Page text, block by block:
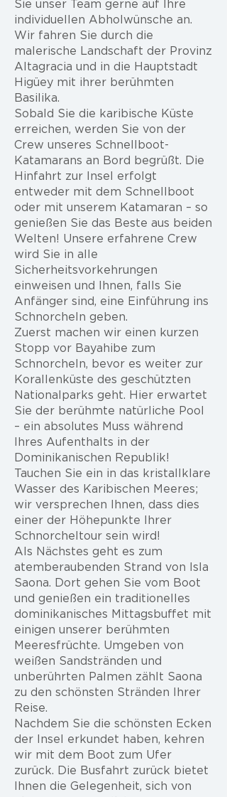
Sie unser Team gerne auf Ihre
individuellen Abholwünsche an.
Wir fahren Sie durch die
malerische Landschaft der Provinz
Altagracia und in die Hauptstadt
Higüey mit ihrer berühmten
Basilika.
Sobald Sie die karibische Küste
erreichen, werden Sie von der
Crew unseres Schnellboot-
Katamarans an Bord begrüßt. Die
Hinfahrt zur Insel erfolgt
entweder mit dem Schnellboot
oder mit unserem Katamaran – so
genießen Sie das Beste aus beiden
Welten! Unsere erfahrene Crew
wird Sie in alle
Sicherheitsvorkehrungen
einweisen und Ihnen, falls Sie
Anfänger sind, eine Einführung ins
Schnorcheln geben.
Zuerst machen wir einen kurzen
Stopp vor Bayahibe zum
Schnorcheln, bevor es weiter zur
Korallenküste des geschützten
Nationalparks geht. Hier erwartet
Sie der berühmte natürliche Pool
– ein absolutes Muss während
Ihres Aufenthalts in der
Dominikanischen Republik!
Tauchen Sie ein in das kristallklare
Wasser des Karibischen Meeres;
wir versprechen Ihnen, dass dies
einer der Höhepunkte Ihrer
Schnorcheltour sein wird!
Als Nächstes geht es zum
atemberaubenden Strand von Isla
Saona. Dort gehen Sie vom Boot
und genießen ein traditionelles
dominikanisches Mittagsbuffet mit
einigen unserer berühmten
Meeresfrüchte. Umgeben von
weißen Sandstränden und
unberührten Palmen zählt Saona
zu den schönsten Stränden Ihrer
Reise.
Nachdem Sie die schönsten Ecken
der Insel erkundet haben, kehren
wir mit dem Boot zum Ufer
zurück. Die Busfahrt zurück bietet
Ihnen die Gelegenheit, sich von